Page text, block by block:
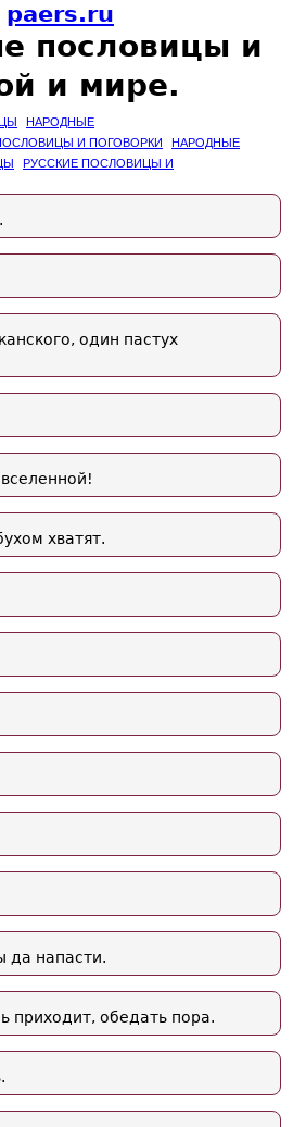
paers.ru
пословицы и
и мире.
НАРОДНЫЕ
И ПОГОВОРКИ
НАРОДНЫЕ
РУССКИЕ ПОСЛОВИЦЫ И
один пастух
хватят.
да напасти.
приходит, обедать пора.